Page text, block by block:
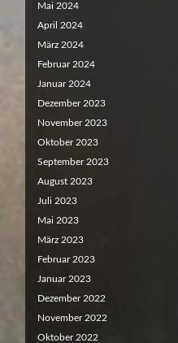
Mai 2024
April 2024
März 2024
Februar 2024
Januar 2024
Dezember 2023
November 2023
Oktober 2023
September 2023
August 2023
Juli 2023
Mai 2023
März 2023
Februar 2023
Januar 2023
Dezember 2022
November 2022
Oktober 2022